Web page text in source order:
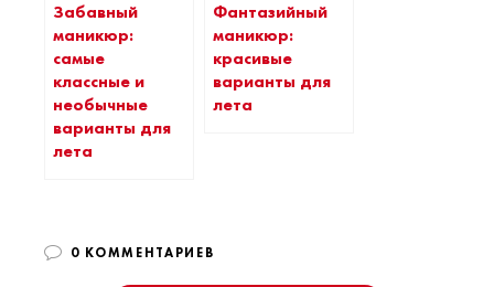
Забавный
маникюр:
самые
классные и
необычные
варианты для
лета
Фантазийный
маникюр:
красивые
варианты для
лета
0 КОММЕНТАРИЕВ